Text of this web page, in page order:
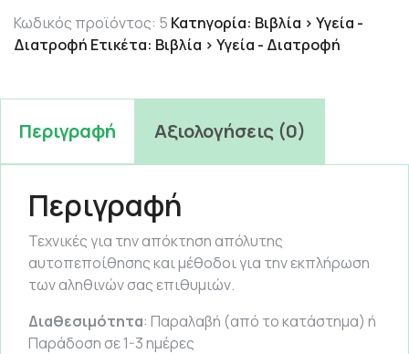
12.78 €.
Κωδικός προϊόντος: 5 Κατηγορία: Βιβλία > Υγεία -
Διατροφή Ετικέτα: Βιβλία > Υγεία - Διατροφή
Περιγραφή Αξιολογήσεις (0)
Περιγραφή
Τεχνικές για την απόκτηση απόλυτης
αυτοπεποίθησης και μέθοδοι για την εκπλήρωση
των αληθινών σας επιθυμιών.
Διαθεσιμότητα: Παραλαβή (από το κατάστημα) ή
Παράδοση σε 1-3 ημέρες